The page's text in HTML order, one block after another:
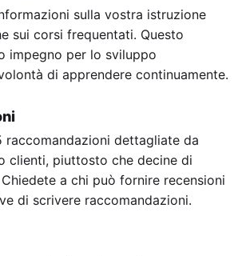
sulla vostra istruzione
sui corsi frequentati. Questo
impegno per lo sviluppo
di apprendere continuamente.
raccomandazioni dettagliate da
clienti, piuttosto che decine di
a chi può fornire recensioni
di scrivere raccomandazioni.